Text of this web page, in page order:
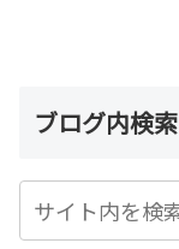
ブログ内検索